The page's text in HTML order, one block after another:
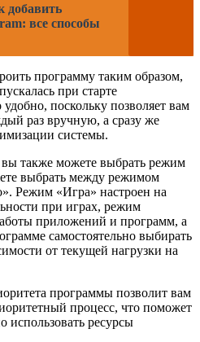
добавить
все способы
программу таким образом,
при старте
поскольку позволяет вам
раз вручную, а сразу же
системы.
также можете выбрать режим
выбрать между режимом
Режим «Игра» настроен на
при играх, режим
приложений и программ, а
самостоятельно выбирать
от текущей нагрузки на
программы позволит вам
процесс, что поможет
использовать ресурсы